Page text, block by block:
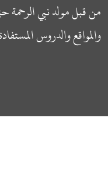
من قبل مولد نبي الرحمة
والمواقع والدروس